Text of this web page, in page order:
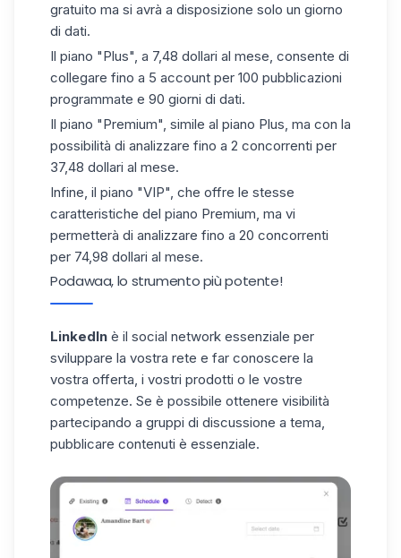
gratuito ma si avrà a disposizione solo un giorno
di dati.
Il piano "Plus", a 7,48 dollari al mese, consente di
collegare fino a 5 account per 100 pubblicazioni
programmate e 90 giorni di dati.
Il piano "Premium", simile al piano Plus, ma con la
possibilità di analizzare fino a 2 concorrenti per
37,48 dollari al mese.
Infine, il piano "VIP", che offre le stesse
caratteristiche del piano Premium, ma vi
permetterà di analizzare fino a 20 concorrenti
per 74,98 dollari al mese.
Podawaa, lo strumento più potente!
LinkedIn è il social network essenziale per
sviluppare la vostra rete e far conoscere la
vostra offerta, i vostri prodotti o le vostre
competenze. Se è possibile ottenere visibilità
partecipando a gruppi di discussione a tema,
pubblicare contenuti è essenziale.